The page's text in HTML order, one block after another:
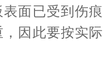
面已受到伤
因此要按实